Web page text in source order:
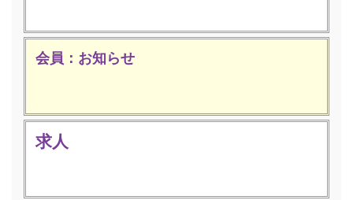
会員：お知らせ
求人